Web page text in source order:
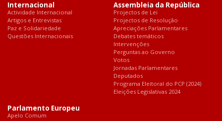
Internacional
Actividade Internacional
Artigos e Entrevistas
Paz e Solidariedade
Questões Internacionais
Assembleia da República
Projectos de Lei
Projectos de Resolução
Apreciações Parlamentares
Debates temáticos
Intervenções
Perguntas ao Governo
Votos
Jornadas Parlamentares
Deputados
Programa Eleitoral do PCP (2024)
Eleições Legislativas 2024
Parlamento Europeu
Apelo Comum